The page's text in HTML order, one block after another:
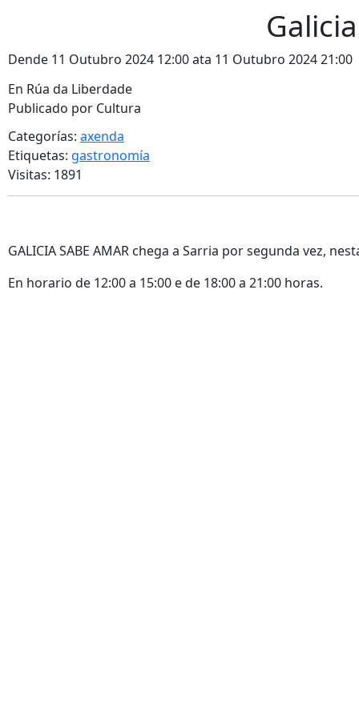
Dende 11 Outubro 2024 12:00 ata 11 Outubro 2024 21:00
En Rúa da Liberdade
Publicado por Cultura
Categorías: axenda
Etiquetas: gastronomía
Visitas: 1891
GALICIA SABE AMAR chega a Sarria por segunda vez,
En horario de 12:00 a 15:00 e de 18:00 a 21:00 horas.